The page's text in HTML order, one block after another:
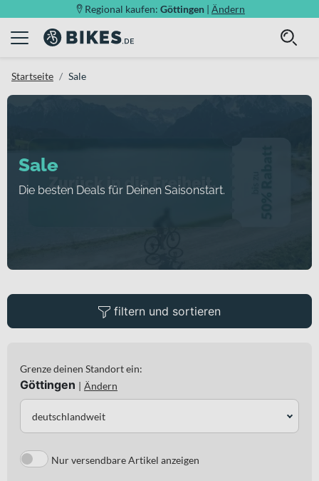
Regional kaufen: Göttingen | Ändern
Startseite Sale
Sale
Die besten Deals für Deinen Saisonstart.
filtern und sortieren
Grenze deinen Standort ein:
Göttingen | Ändern
deutschlandweit
Nur versendbare Artikel anzeigen